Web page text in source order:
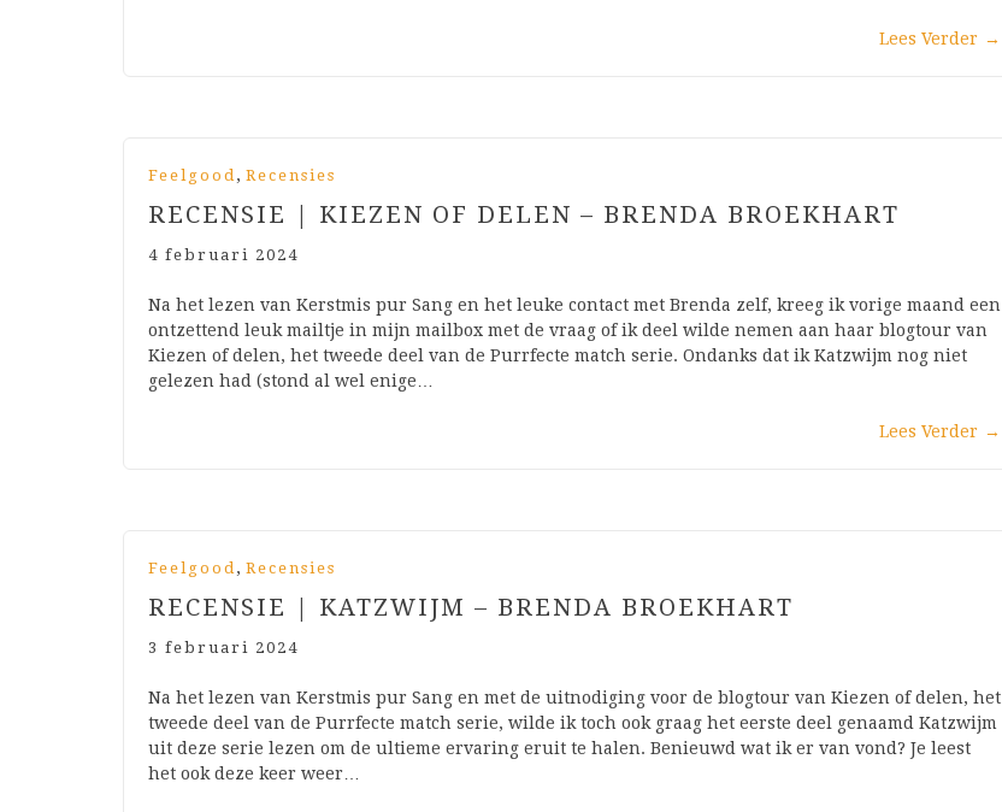
Lees Verder →
Feelgood, Recensies
RECENSIE | KIEZEN OF DELEN – BRENDA BROEKHART
4 februari 2024
Na het lezen van Kerstmis pur Sang en het leuke contact met Brenda zelf, kreeg ik vorige maand een
ontzettend leuk mailtje in mijn mailbox met de vraag of ik deel wilde nemen aan haar blogtour van
Kiezen of delen, het tweede deel van de Purrfecte match serie. Ondanks dat ik Katzwijm nog niet
gelezen had (stond al wel enige…
Lees Verder →
Feelgood, Recensies
RECENSIE | KATZWIJM – BRENDA BROEKHART
3 februari 2024
Na het lezen van Kerstmis pur Sang en met de uitnodiging voor de blogtour van Kiezen of delen, het
tweede deel van de Purrfecte match serie, wilde ik toch ook graag het eerste deel genaamd Katzwijm
uit deze serie lezen om de ultieme ervaring eruit te halen. Benieuwd wat ik er van vond? Je leest
het ook deze keer weer…